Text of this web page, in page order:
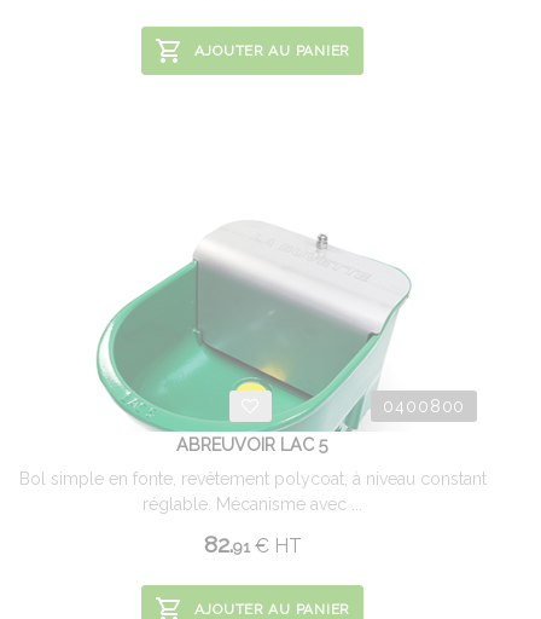
AJOUTER AU PANIER
0400800
ABREUVOIR LAC 5
Bol simple en fonte, revêtement polycoat, à niveau constant
réglable. Mécanisme avec ...
82.91 €HT
AJOUTER AU PANIER